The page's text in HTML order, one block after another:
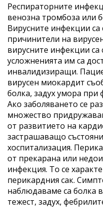
Респираторните
венозна тромбоза или
Вирусните инфекции
причинители на
вирусните инфекции са
усложненията им са
инвалидизиращи.
вирусен миокардит
болка, задух умора при
Ако заболяването се
множество
от развитието на
застрашаващо
хоспитализация.
от прекарана или
инфекция. То се
перикардния сак.
наблюдаваме са болка
тежест, задух,